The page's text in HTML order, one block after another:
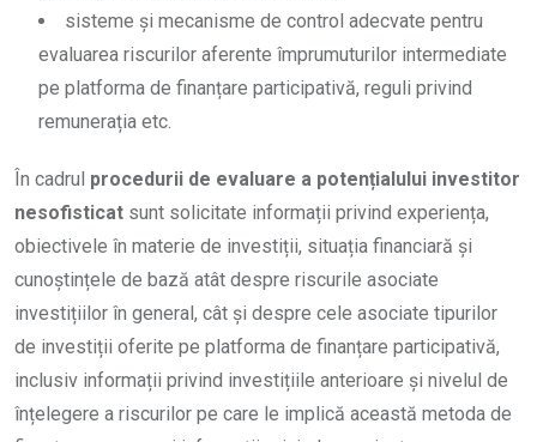
sisteme și mecanisme de control adecvate pentru
evaluarea riscurilor aferente împrumuturilor intermediate
pe platforma de finanțare participativă, reguli privind
remunerația etc.
În cadrul procedurii de evaluare a potențialului investitor
nesofisticat sunt solicitate informații privind experiența,
obiectivele în materie de investiții, situația financiară și
cunoștințele de bază atât despre riscurile asociate
investițiilor în general, cât și despre cele asociate tipurilor
de investiții oferite pe platforma de finanțare participativă,
inclusiv informații privind investițiile anterioare și nivelul de
înțelegere a riscurilor pe care le implică această metoda de